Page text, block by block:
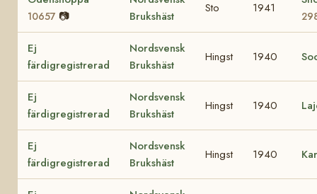
10657 📷
Brukshäst
Sto 1941
Ej
färdigregistrerad
Nordsvensk
Brukshäst
Hingst 1940
Ej
färdigregistrerad
Nordsvensk
Brukshäst
Hingst 1940
Ej
färdigregistrerad
Nordsvensk
Brukshäst
Hingst 1940